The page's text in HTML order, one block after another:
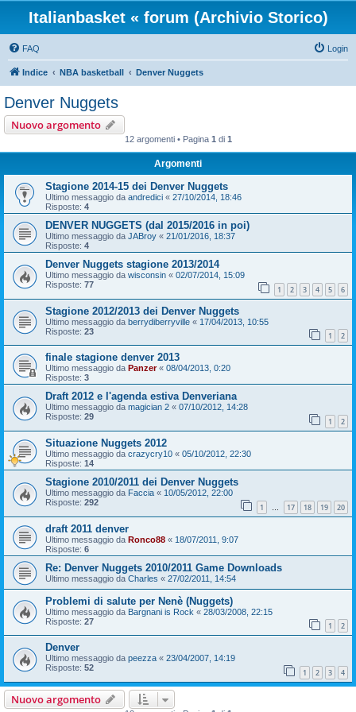
Italianbasket « forum (Archivio Storico)
FAQ Login
Indice NBA basketball Denver Nuggets
Denver Nuggets
Nuovo argomento
12 argomenti • Pagina 1 di 1
Argomenti
Stagione 2014-15 dei Denver Nuggets
Ultimo messaggio da andredici « 27/10/2014, 18:46
Risposte: 4
DENVER NUGGETS (dal 2015/2016 in poi)
Ultimo messaggio da JABroy « 21/01/2016, 18:37
Risposte: 4
Denver Nuggets stagione 2013/2014
Ultimo messaggio da wisconsin « 02/07/2014, 15:09
Risposte: 77 1 2 3 4 5 6
Stagione 2012/2013 dei Denver Nuggets
Ultimo messaggio da berrydiberryville « 17/04/2013, 10:55
Risposte: 23 1 2
finale stagione denver 2013
Ultimo messaggio da Panzer« 08/04/2013, 0:20
Risposte: 3
Draft 2012 e l'agenda estiva Denveriana
Ultimo messaggio da magician 2 « 07/10/2012, 14:28
Risposte: 29 1 2
Situazione Nuggets 2012
Ultimo messaggio da crazycry10 « 05/10/2012, 22:30
Risposte: 14
Stagione 2010/2011 dei Denver Nuggets
Ultimo messaggio da Faccia « 10/05/2012, 22:00
Risposte: 292 1 … 17 18 19 20
draft 2011 denver
Ultimo messaggio da Ronco88 « 18/07/2011, 9:07
Risposte: 6
Re: Denver Nuggets 2010/2011 Game Downloads
Ultimo messaggio da Charles « 27/02/2011, 14:54
Problemi di salute per Nenè (Nuggets)
Ultimo messaggio da Bargnani is Rock « 28/03/2008, 22:15
Risposte: 27 1 2
Denver
Ultimo messaggio da peezza « 23/04/2007, 14:19
Risposte: 52 1 2 3 4
Nuovo argomento